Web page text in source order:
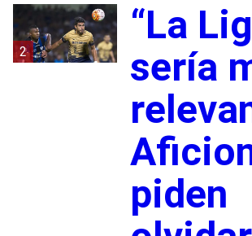
2
“La
sería
piden